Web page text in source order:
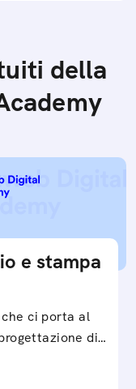
della
e stampa
ci porta al
di